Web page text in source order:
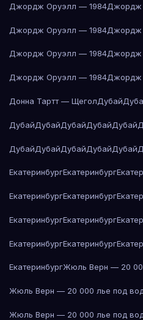
Джордж Оруэлл — 1984Джордж
Джордж Оруэлл — 1984Джордж
Джордж Оруэлл — 1984Джордж
Джордж Оруэлл — 1984Джордж
Донна Тартт — ЩеголДубай
ДубайДубайДубайДубайДубай
ДубайДубайДубайДубайДубай
ЕкатеринбургЕкатеринбург
ЕкатеринбургЕкатеринбург
ЕкатеринбургЕкатеринбург
ЕкатеринбургЕкатеринбург
ЕкатеринбургЖюль Верн — 20
Жюль Верн — 20 000 лье под
Жюль Верн — 20 000 лье под